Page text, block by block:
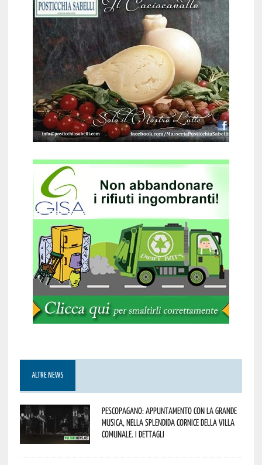
ALTRE NEWS
Pescopagano: appuntamento con la grande
musica, nella splendida cornice della Villa
Comunale. I dettagli